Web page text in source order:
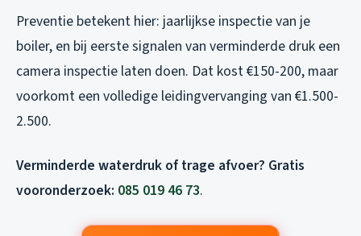
Preventie betekent hier: jaarlijkse inspectie van je
boiler, en bij eerste signalen van verminderde druk een
camera inspectie laten doen. Dat kost €150-200, maar
voorkomt een volledige leidingvervanging van €1.500-
2.500.
Verminderde waterdruk of trage afvoer? Gratis
vooronderzoek: 085 019 46 73.